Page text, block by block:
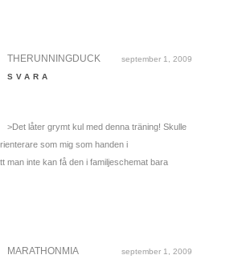
september 1, 2009
THERUNNINGDUCK
SVARA
>Det låter grymt kul med denna träning! Skulle
som mig som handen i
man inte kan få den i familjeschemat bara
september 1, 2009
MARATHONMIA